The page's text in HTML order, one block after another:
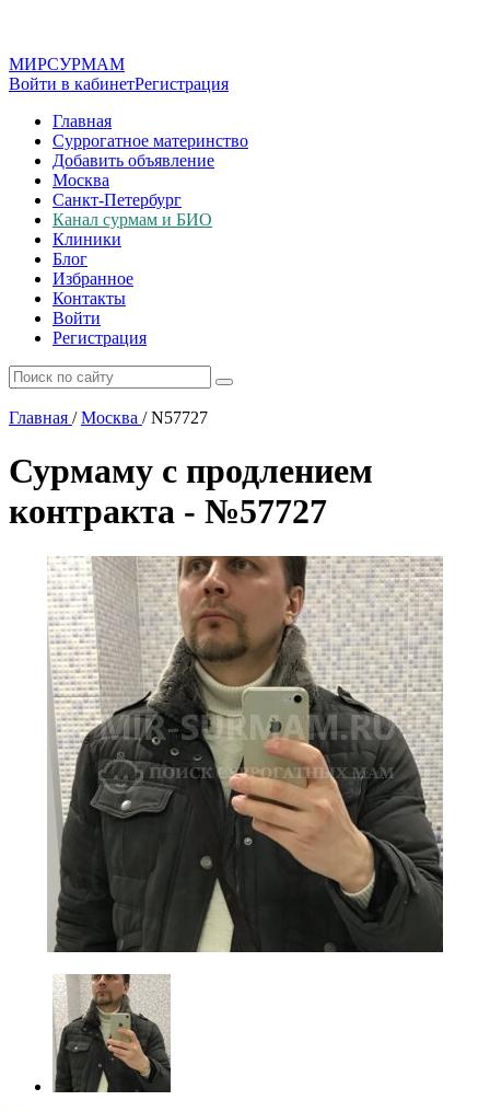
МИРСУРМАМ
Войти в кабинетРегистрация
Главная
Суррогатное материнство
Добавить объявление
Москва
Санкт-Петербург
Канал сурмам и БИО
Клиники
Блог
Избранное
Контакты
Войти
Регистрация
Главная / Москва /N57727
Сурмаму с продлением
контракта - №57727